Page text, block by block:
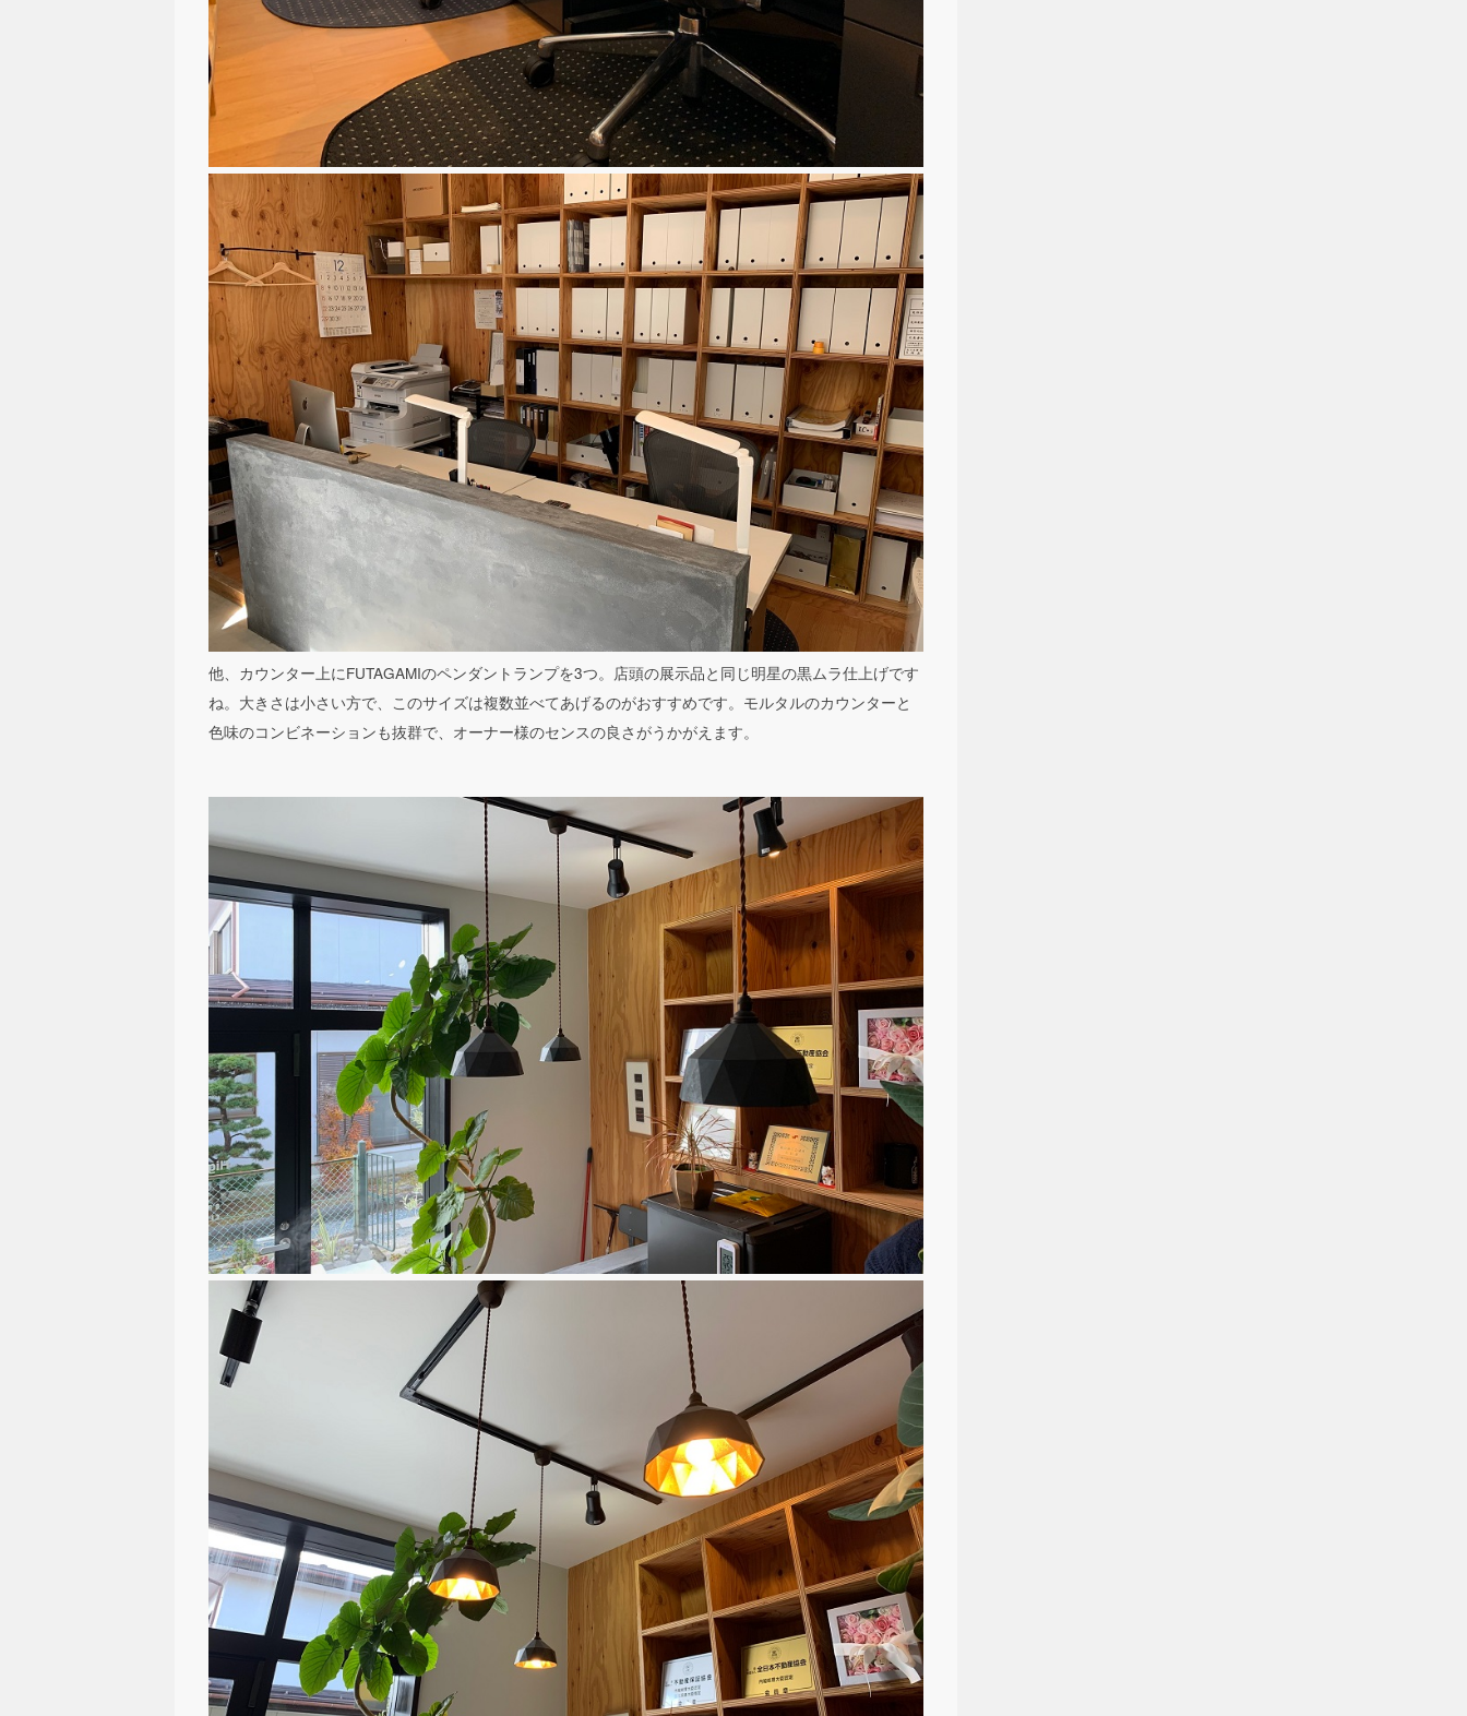
他、カウンター上にFUTAGAMIのペンダントランプを3つ。店頭の展示品と同じ明星の黒ムラ仕上げです
ね。大きさは小さい方で、このサイズは複数並べてあげるのがおすすめです。モルタルのカウンターと
色味のコンビネーションも抜群で、オーナー様のセンスの良さがうかがえます。